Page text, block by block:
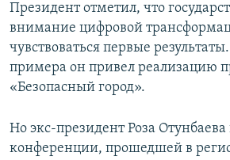
Президент отметил, что
внимание цифровой
чувствоваться первые
примера он привел реализацию
«Безопасный город».
Но экс-президент Роза
конференции, прошедшей в